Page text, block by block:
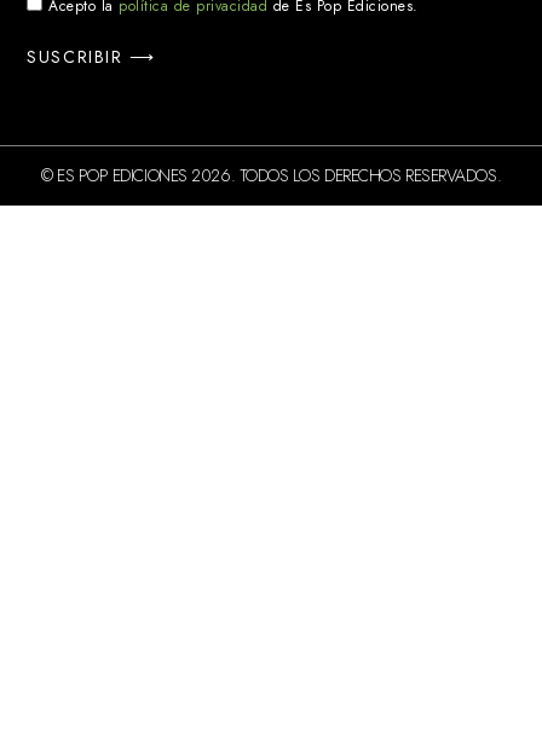
Acepto la política de privacidad de Es Pop Ediciones.
SUSCRIBIR ⟶
© ES POP EDICIONES 2026. TODOS LOS DERECHOS RESERVADOS.